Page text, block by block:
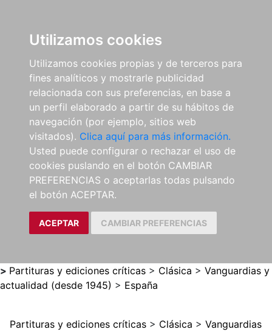
Utilizamos cookies
Utilizamos cookies propias y de terceros para
fines analíticos y mostrarle publicidad
relacionada con sus preferencias, en base a
un perfil elaborado a partir de su hábitos de
navegación (por ejemplo, sitios web
visitados). Clica aquí para más información.
Usted puede configurar o rechazar el uso de
cookies puslando en el botón CAMBIAR
PREFERENCIAS o aceptarlas todas pulsando
el botón ACEPTAR.
ACEPTAR CAMBIAR PREFERENCIAS
> Partituras y ediciones críticas > Clásica > Vanguardias y
actualidad (desde 1945) > España
Partituras y ediciones críticas > Clásica > Vanguardias